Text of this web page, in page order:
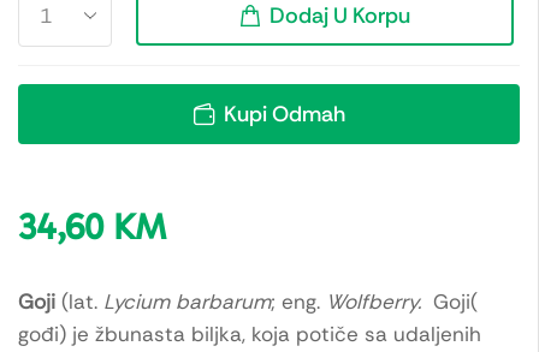
Dodaj U Korpu
Kupi Odmah
34,60 KM
Goji (lat. Lycium barbarum; eng. Wolfberry. Goji(
gođi) je žbunasta biljka, koja potiče sa udaljenih